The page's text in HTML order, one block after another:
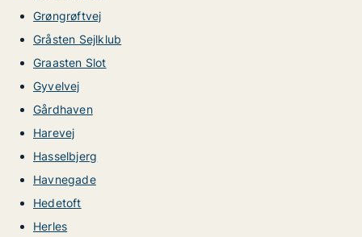
Grøngrøftvej
Gråsten Sejlklub
Graasten Slot
Gyvelvej
Gårdhaven
Harevej
Hasselbjerg
Havnegade
Hedetoft
Herles